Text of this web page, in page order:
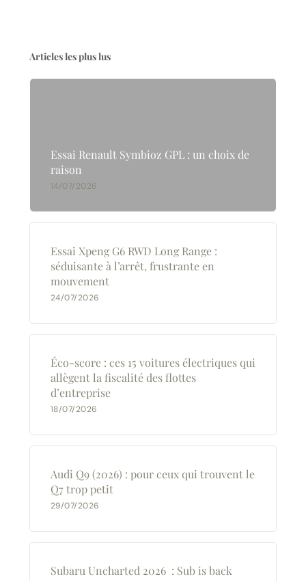
Articles les plus lus
Essai Renault Symbioz GPL : un choix de
raison
14/07/2026
Essai Xpeng G6 RWD Long Range :
séduisante à l’arrêt, frustrante en
mouvement
24/07/2026
Éco-score : ces 15 voitures électriques qui
allègent la fiscalité des flottes
d’entreprise
18/07/2026
Audi Q9 (2026) : pour ceux qui trouvent le
Q7 trop petit
29/07/2026
Subaru Uncharted 2026 : Sub is back